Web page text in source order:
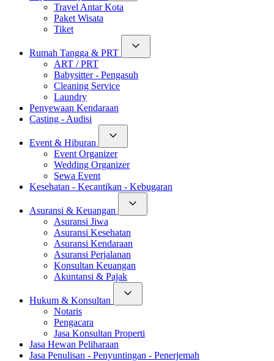
Travel Antar Kota
Paket Wisata
Tiket
Rumah Tangga & PRT
ART / PRT
Babysitter - Pengasuh
Cleaning Service
Laundry
Penyewaan Kendaraan
Casting - Audisi
Event & Hiburan
Event Organizer
Wedding Organizer
Sewa Event
Kesehatan - Kecantikan - Kebugaran
Asuransi & Keuangan
Asuransi Jiwa
Asuransi Kesehatan
Asuransi Kendaraan
Asuransi Perjalanan
Konsultan Keuangan
Akuntansi & Pajak
Hukum & Konsultan
Notaris
Pengacara
Jasa Konsultan Properti
Jasa Hewan Peliharaan
Jasa Penulisan - Penyuntingan - Penerjemah